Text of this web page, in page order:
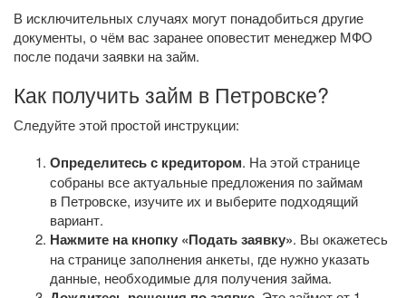
В исключительных случаях могут понадобиться другие
документы, о чём вас заранее оповестит менеджер МФО
после подачи заявки на займ.
Как получить займ в Петровске?
Следуйте этой простой инструкции:
Определитесь с кредитором. На этой странице
собраны все актуальные предложения по займам
в Петровске, изучите их и выберите подходящий
вариант.
Нажмите на кнопку «Подать заявку». Вы окажетесь
на странице заполнения анкеты, где нужно указать
данные, необходимые для получения займа.